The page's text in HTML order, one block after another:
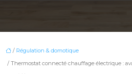
/ Régulation & domotique
/ Thermostat connecté chauffage électrique :